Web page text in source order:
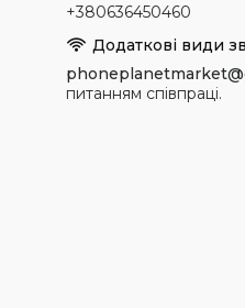
+380636450460
питанням співпраці.